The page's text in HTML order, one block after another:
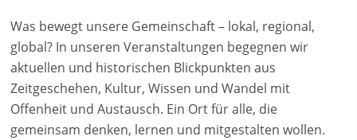
Was bewegt unsere Gemeinschaft – lokal, regional,
global? In unseren Veranstaltungen begegnen wir
aktuellen und historischen Blickpunkten aus
Zeitgeschehen, Kultur, Wissen und Wandel mit
Offenheit und Austausch. Ein Ort für alle, die
gemeinsam denken, lernen und mitgestalten wollen.